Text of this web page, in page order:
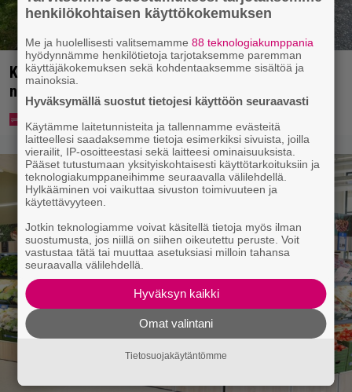
Koululaisille jaetaan ilmaisia heijastinreppuja –
näin voit lunastaa omasi S-marketista
henkilökohtaisen käyttökokemuksen
Me ja huolellisesti valitsemamme88 teknologiakumppania
hyödynnämme henkilötietoja tarjotaksemme paremman
käyttäjäkokemuksen sekä kohdentaaksemme sisältöä ja
mainoksia.
Hyväksymällä suostut tietojesi käyttöön seuraavasti
Käytämme laitetunnisteita ja tallennamme evästeitä
laitteellesi saadaksemme tietoja esimerkiksi sivuista, joilla
vierailit, IP-osoitteestasi sekä laitteesi ominaisuuksista.
Pääset tutustumaan yksityiskohtaisesti käyttötarkoituksiin ja
teknologiakumppaneihimme seuraavalla välilehdellä.
Hylkääminen voi vaikuttaa sivuston toimivuuteen ja
käytettävyyteen.
Jotkin teknologiamme voivat käsitellä tietoja myös ilman
suostumusta, jos niillä on siihen oikeutettu peruste. Voit
vastustaa tätä tai muuttaa asetuksiasi milloin tahansa
seuraavalla välilehdellä.
Hyväksyn kaikki
Omat valintani
Tietosuojakäytäntömme